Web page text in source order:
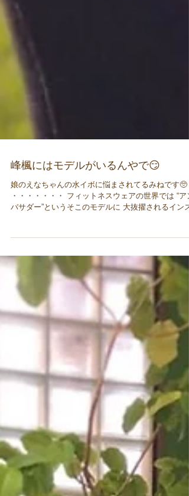
峰楓にはモデルがいるんやで😏
娘のえなちゃんの水イボに悩まされてるみねです🥺
・・・・・・・ フィットネスウェアの世界では “ア
こですが...